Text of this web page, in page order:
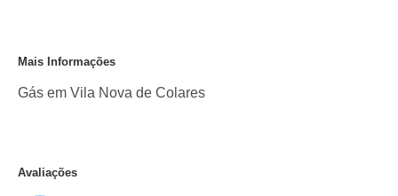
Mais Informações
Gás em Vila Nova de Colares
Avaliações